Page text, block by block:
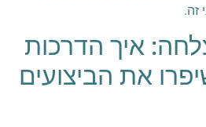
זה.
איך הדרכות
את הביצועים